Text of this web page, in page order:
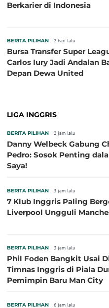
Berkarier di Indonesia
BERITA PILIHAN 2 hari lalu
Bursa Transfer Super
Carlos Iury Jadi Andalan
Depan Dewa United
LIGA INGGRIS
BERITA PILIHAN 2 jam lalu
Danny Welbeck Gabung
Pedro: Sosok Penting
Saya!
BERITA PILIHAN 3 jam lalu
7 Klub Inggris Paling
Liverpool Ungguli
BERITA PILIHAN 3 jam lalu
Phil Foden Bangkit Usai
Timnas Inggris di Piala
Pemimpin Baru Man City
BERITA PILIHAN 6 jam lalu